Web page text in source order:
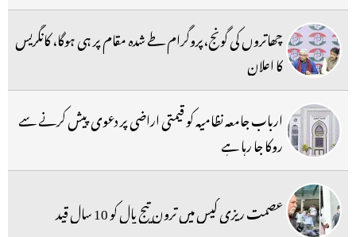
چھاتروں کی گونج،پروگرام طے شدہ مقام پر ہی ہوگا، کانگریس
کا اعلان
ارباب جامعہ نظامیہ کو قیمتی اراضی پر دعوی پیش کرنے سے
روکا جا رہا ہے
عصمت ریزی کیس میں ترون تیج پال کو 10 سال قید